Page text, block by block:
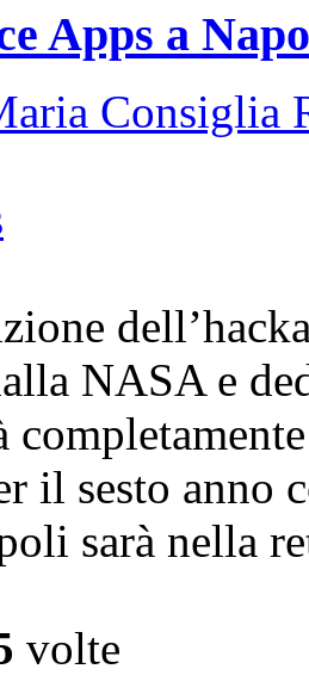
Apps a
Consiglia
NASA e
il sesto anno
sarà nella
volte